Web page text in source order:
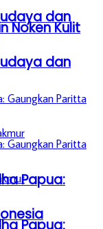
dan
Papua:
Noken Kulit
dan
Papua: